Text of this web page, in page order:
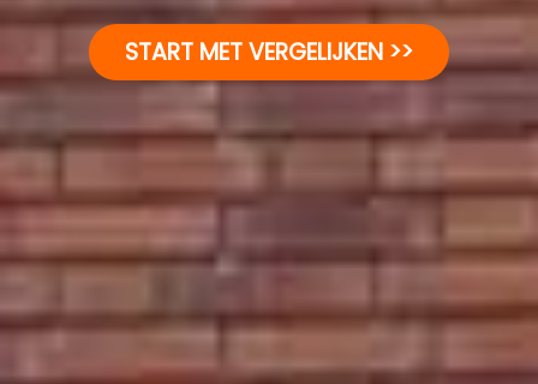
START MET VERGELIJKEN >>